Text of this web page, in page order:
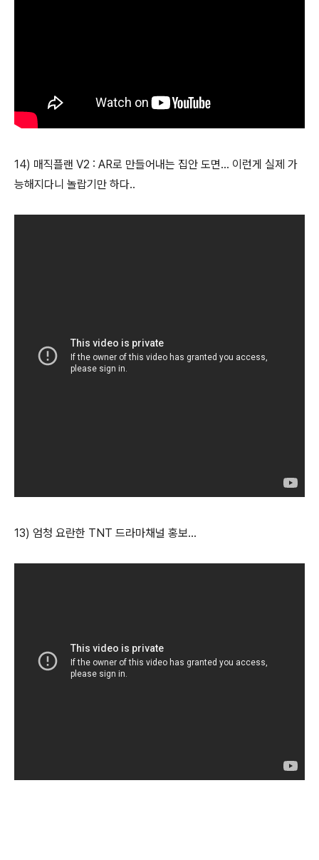
14) 매직플랜 V2 : AR로 만들어내는 집안 도면... 이런게 실제 가
능해지다니 놀랍기만 하다..
13) 엄청 요란한 TNT 드라마채널 홍보…